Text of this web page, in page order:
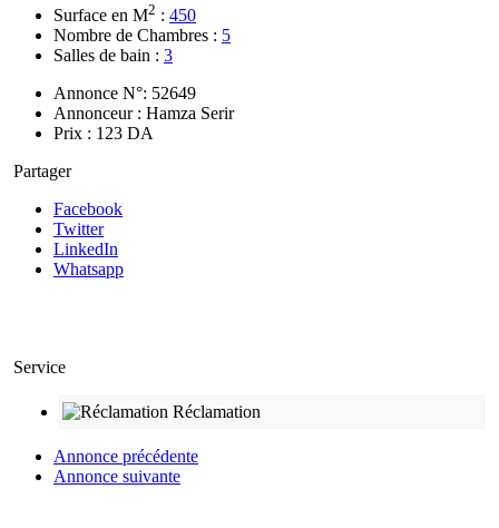
Surface en M2 : 450
Nombre de Chambres : 5
Salles de bain : 3
Annonce N°: 52649
Annonceur : Hamza Serir
Prix : 123 DA
Partager
Facebook
Twitter
LinkedIn
Whatsapp
Service
Réclamation
Annonce précédente
Annonce suivante